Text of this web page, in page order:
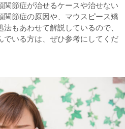
節症が治せるケースや治せない
節症の原因や、マウスピース矯
もあわせて解説しているので、
いる方は、ぜひ参考にしてくだ